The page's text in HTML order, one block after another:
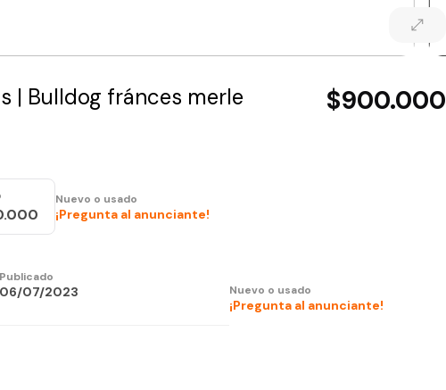
| Bulldog fránces merle
$900.000
Nuevo o usado
¡Pregunta al anunciante!
Publicado
06/07/2023 Nuevo o usado
¡Pregunta al anunciante!